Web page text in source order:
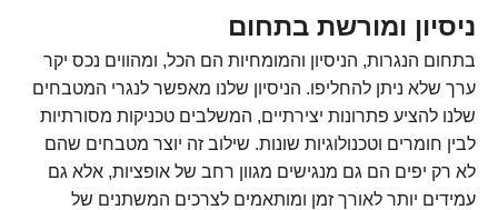
ניסיון ומורשת בתחום
בתחום הנגרות, הניסיון והמומחיות הם הכל, ומהווים נכס יקר
ערך שלא ניתן להחליפו. הניסיון שלנו מאפשר לנגרי המטבחים
שלנו להציע פתרונות יצירתיים, המשלבים טכניקות מסורתיות
לבין חומרים וטכנולוגיות שונות. שילוב זה יוצר מטבחים שהם
לא רק יפים הם גם מנגישים מגוון רחב של אופציות, אלא גם
עמידים יותר לאורך זמן ומותאמים לצרכים המשתנים של